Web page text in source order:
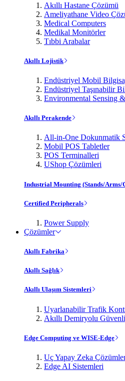
Akıllı Hastane Çözümü
Ameliyathane Video
Medical Computers
Medikal Monitörler
Tıbbi Arabalar
Akıllı Lojistik
Endüstriyel Mobil
Endüstriyel Taşınabilir
Environmental Sensing
Akıllı Perakende
All-in-One Dokunmatik
Mobil POS Tabletler
POS Terminalleri
UShop Çözümleri
Industrial Mounting (Stands/Arms/
Certified Peripherals
Power Supply
Çözümler
Akıllı Fabrika
Akıllı Sağlık
Akıllı Ulaşım Sistemleri
Uyarlanabilir Trafik
Akıllı Demiryolu
Edge Computing ve WISE-Edge
Uç Yapay Zeka
Edge AI Sistemleri